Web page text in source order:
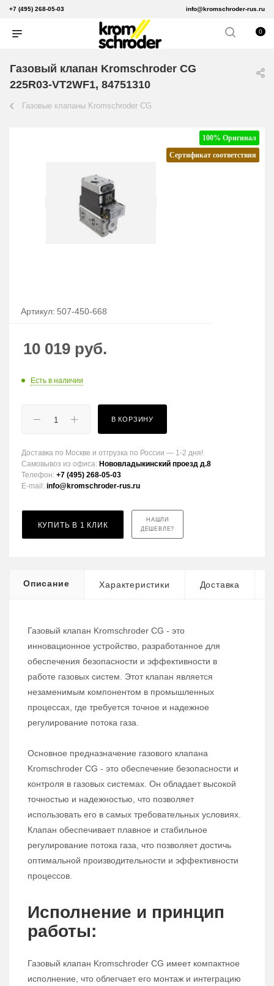
+7 (495) 268-05-03 info@kromschroder-rus.ru
0
Газовый клапан Kromschroder CG
225R03-VT2WF1, 84751310
Газовые клапаны Kromschroder CG
100% Оригинал
Сертификат соответствия
Артикул: 507-450-668
10 019 руб.
Есть в наличии
В КОРЗИНУ
Доставка по Москве и отгрузка по России — 1-2 дня!
Самовывоз из офиса: Нововладыкинский проезд д.8
Телефон: +7 (495) 268-05-03
E-mail: info@kromschroder-rus.ru
КУПИТЬ В 1 КЛИК
НАШЛИ
ДЕШЕВЛЕ?
Описание Характеристики Доставка
Газовый клапан Kromschroder CG - это
инновационное устройство, разработанное для
обеспечения безопасности и эффективности в
работе газовых систем. Этот клапан является
незаменимым компонентом в промышленных
процессах, где требуется точное и надежное
регулирование потока газа.
Основное предназначение газового клапана
Kromschroder CG - это обеспечение безопасности и
контроля в газовых системах. Он обладает высокой
точностью и надежностью, что позволяет
использовать его в самых требовательных условиях.
Клапан обеспечивает плавное и стабильное
регулирование потока газа, что позволяет достичь
оптимальной производительности и эффективности
процессов.
Исполнение и принцип
работы:
Газовый клапан Kromschroder CG имеет компактное
исполнение, что облегчает его монтаж и интеграцию